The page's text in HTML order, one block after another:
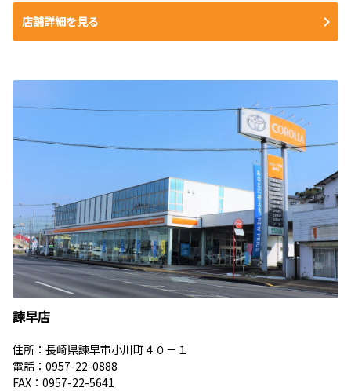
店舗詳細を見る
諫早店
住所：長崎県諫早市小川町４０－１
電話：0957-22-0888
FAX：0957-22-5641